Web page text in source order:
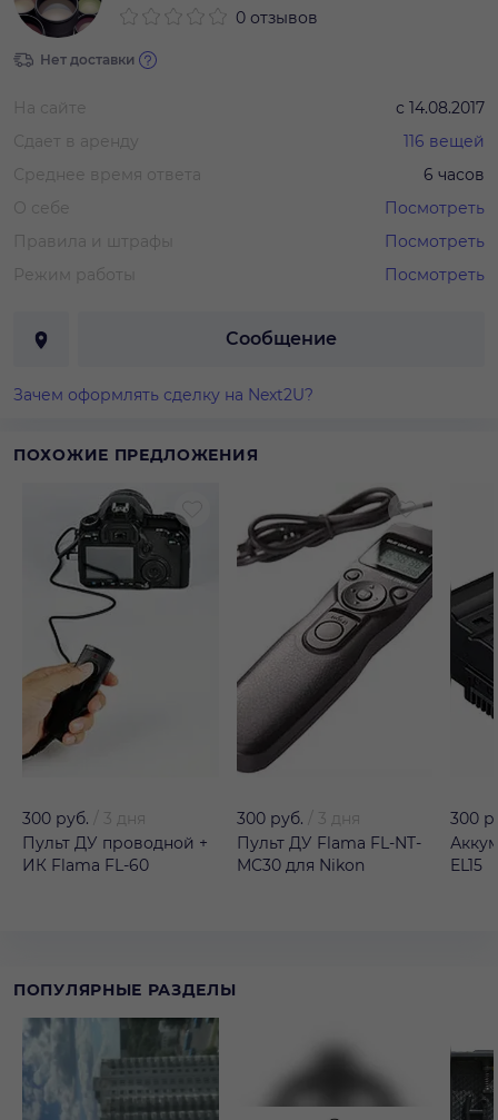
0 отзывов
Нет доставки
На сайте с 14.08.2017
Сдает в аренду
116 вещей
Среднее время ответа
6 часов
О себе
Посмотреть
Правила и штрафы
Посмотреть
Режим работы
Посмотреть
Сообщение
Зачем оформлять сделку на Next2U?
ПОХОЖИЕ ПРЕДЛОЖЕНИЯ
300 руб.
3 дня
Пульт ДУ проводной +
ИК Flama FL-60
300 руб.
3 дня
Пульт ДУ Flama FL-NT-
MC30 для Nikon
300
EL15
ПОПУЛЯРНЫЕ РАЗДЕЛЫ